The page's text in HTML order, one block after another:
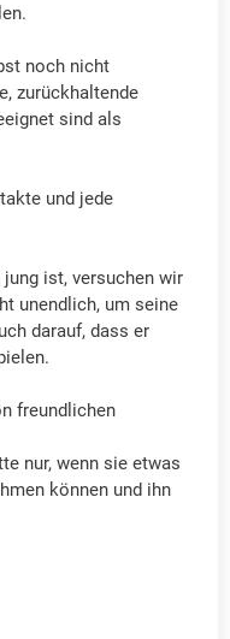
noch nicht
zurückhaltende
sind als
und jede
ist, versuchen wir
unendlich, um seine
darauf, dass er
freundlichen
nur, wenn sie etwas
können und ihn